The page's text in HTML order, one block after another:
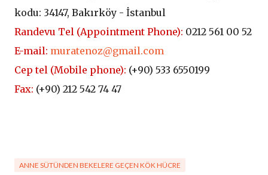
kodu: 34147, Bakırköy - İstanbul
Randevu Tel (Appointment Phone): 0212 561 00 52
E-mail: muratenoz@gmail.com
Cep tel (Mobile phone): (+90) 533 6550199
Fax: (+90) 212 542 74 47
ANNE SÜTÜNDEN BEKELERE GEÇEN KÖK HÜCRE